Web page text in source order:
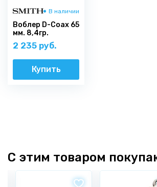
В наличии
Воблер D-Coax 65
мм. 8,4гр.
2 235 руб.
Купить
С этим товаром